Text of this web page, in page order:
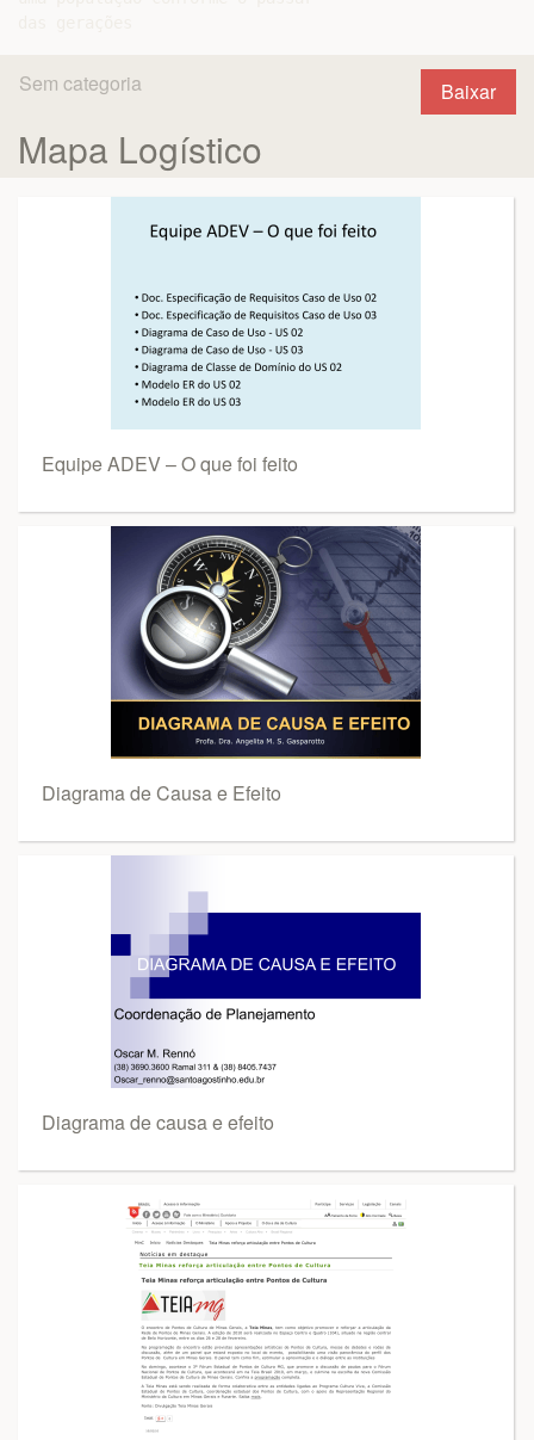
Baixar
Sem categoria
Mapa Logístico
Equipe ADEV – O que foi feito
Diagrama de Causa e Efeito
Diagrama de causa e efeito